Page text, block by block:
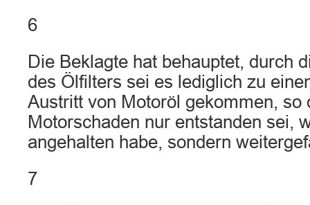
6
Die Beklagte hat behauptet, durch
des Ölfilters sei es lediglich zu
Austritt von Motoröl gekommen, so
Motorschaden nur entstanden sei,
angehalten habe, sondern
7